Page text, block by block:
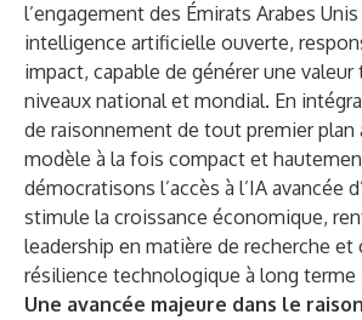
l’engagement des Émirats Arabes
intelligence artificielle ouverte,
impact, capable de générer une valeur
niveaux national et mondial. En
de raisonnement de tout premier plan
modèle à la fois compact et
démocratisons l’accès à l’IA avancée
stimule la croissance économique,
leadership en matière de recherche et
résilience technologique à long terme
Une avancée majeure dans le